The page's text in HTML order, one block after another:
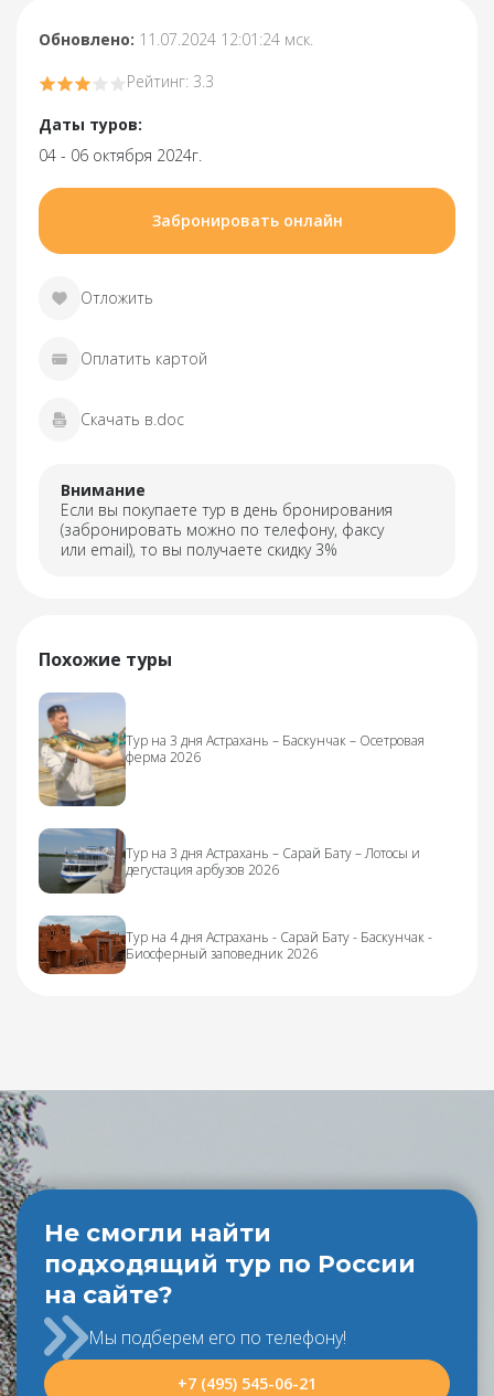
Обновлено: 11.07.2024 12:01:24 мск.
Рейтинг: 3.3
Даты туров:
04 - 06 октября 2024г.
Забронировать онлайн
Отложить
Оплатить картой
Скачать в.doc
Внимание
Если вы покупаете тур в день бронирования
(забронировать можно по телефону, факсу
или email), то вы получаете скидку 3%
Похожие туры
Тур на 3 дня Астрахань – Баскунчак – Осетровая
ферма 2026
Тур на 3 дня Астрахань – Сарай Бату – Лотосы и
дегустация арбузов 2026
Тур на 4 дня Астрахань - Сарай Бату - Баскунчак -
Биосферный заповедник 2026
Не смогли найти
подходящий тур по России
на сайте?
Мы подберем его по телефону!
+7 (495) 545-06-21